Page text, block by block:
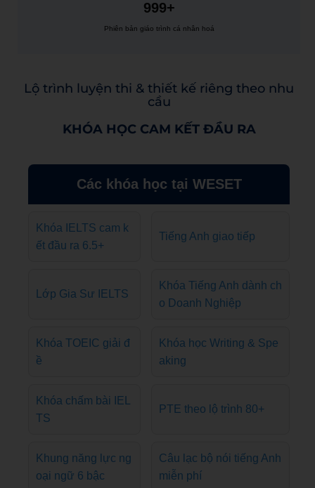
999+
Phiên bản giáo trình cá nhân hoá
Lộ trình luyện thi & thiết kế riêng theo nhu
cầu
KHÓA HỌC CAM KẾT ĐẦU RA
Các khóa học tại WESET
Khóa IELTS cam k
ết đầu ra 6.5+
Tiếng Anh giao tiếp
Lớp Gia Sư IELTS
Khóa Tiếng Anh dành ch
o Doanh Nghiệp
Khóa TOEIC giải đ
ề
Khóa học Writing & Spe
aking
Khóa chấm bài IEL
TS
PTE theo lộ trình 80+
Khung năng lực ng
oại ngữ 6 bậc
Câu lạc bộ nói tiếng Anh
miễn phí